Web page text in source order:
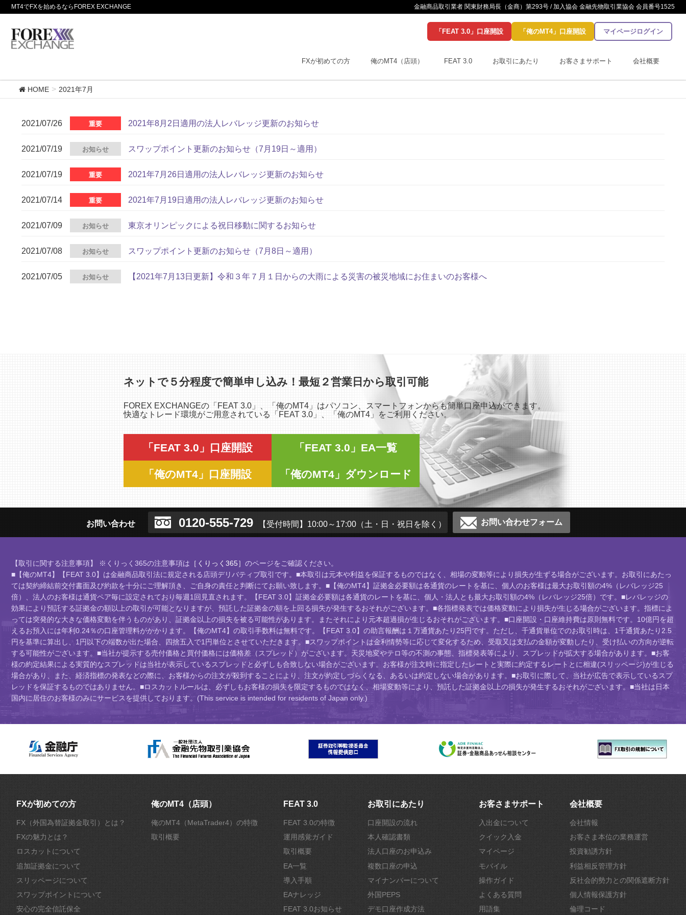
MT4でFXを始めるならFOREX EXCHANGE 金融商品取引業者 関東財務局長（金商）第293号 / 加入協会 金融先物取引業協会 会員番号1525
「FEAT 3.0」口座開設 「俺のMT4」口座開設 マイページログイン
FXが初めての方 俺のMT4（店頭） FEAT 3.0 お取引にあたり お客さまサポート 会社概要
HOME 2021年7月
2021/07/26 重要 2021年8月2日適用の法人レバレッジ更新のお知らせ
2021/07/19 お知らせ スワップポイント更新のお知らせ（7月19日～適用）
2021/07/19 重要 2021年7月26日適用の法人レバレッジ更新のお知らせ
2021/07/14 重要 2021年7月19日適用の法人レバレッジ更新のお知らせ
2021/07/09 お知らせ 東京オリンピックによる祝日移動に関するお知らせ
2021/07/08 お知らせ スワップポイント更新のお知らせ（7月8日～適用）
2021/07/05 お知らせ 【2021年7月13日更新】令和３年７月１日からの大雨による災害の被災地域にお住まいのお客様へ
ネットで５分程度で簡単申し込み！最短２営業日から取引可能
FOREX EXCHANGEの「FEAT 3.0」、「俺のMT4」はパソコン、スマートフォンからも簡単口座申込ができます。
快適なトレード環境がご用意されている「FEAT 3.0」、「俺のMT4」をご利用ください。
「FEAT 3.0」口座開設 「FEAT 3.0」EA一覧
「俺のMT4」口座開設 「俺のMT4」ダウンロード
お問い合わせ 0120-555-729 【受付時間】10:00～17:00 （土・日・祝日を除く） お問い合わせフォーム
【取引に関する注意事項】 ※くりっく365の注意事項は ［くりっく365］ のページをご確認ください。
■【俺のMT4】【FEAT 3.0】は金融商品取引法に規定される店頭デリバティブ取引です。■本取引は元本や利益を保証するものではなく、相場の変動等により損失が生ずる場合がございます。お取引にあたっ
ては契約締結前交付書面及び約款を十分にご理解頂き、ご自身の責任と判断にてお願い致します。■【俺のMT4】証拠金必要額は各通貨のレートを基に、個人のお客様は最大お取引額の4%（レバレッジ25
倍）、法人のお客様は通貨ペア毎に設定されており毎週1回見直されます。【FEAT 3.0】証拠金必要額は各通貨のレートを基に、個人・法人とも最大お取引額の4%（レバレッジ25倍）です。■レバレッジの
効果により預託する証拠金の額以上の取引が可能となりますが、預託した証拠金の額を上回る損失が発生するおそれがございます。■各指標発表では価格変動により損失が生じる場合がございます。指標によ
っては突発的な大きな価格変動を伴うものがあり、証拠金以上の損失を被る可能性があります。またそれにより元本超過損が生じるおそれがございます。■口座開設・口座維持費は原則無料です。10億円を超
えるお預入には年利0.24％の口座管理料がかかります。【俺のMT4】の取引手数料は無料です。【FEAT 3.0】の助言報酬は１万通貨あたり25円です。ただし、千通貨単位でのお取引時は、1千通貨あたり2.5
円を基準に算出し、1円以下の端数が出た場合、四捨五入で1円単位とさせていただきます。■スワップポイントは金利情勢等に応じて変化するため、受取又は支払の金額が変動したり、受け払いの方向が逆転
する可能性がございます。■当社が提示する売付価格と買付価格には価格差（スプレッド）がございます。天災地変やテロ等の不測の事態、指標発表等により、スプレッドが拡大する場合があります。■お客
様の約定結果による実質的なスプレッドは当社が表示しているスプレッドと必ずしも合致しない場合がございます。お客様が注文時に指定したレートと実際に約定するレートとに相違(スリッページ)が生じる
場合があり、また、経済指標の発表などの際に、お客様からの注文が殺到することにより、注文が約定しづらくなる、あるいは約定しない場合があります。■お取引に際して、当社が広告で表示しているスプ
レッドを保証するものではありません。■ロスカットルールは、必ずしもお客様の損失を限定するものではなく、相場変動等により、預託した証拠金以上の損失が発生するおそれがございます。■当社は日本
国内に居住のお客様のみにサービスを提供しております。(This service is intended for residents of Japan only.)
FXが初めての方
FX（外国為替証拠金取引）とは？
FXの魅力とは？
ロスカットについて
追加証拠金について
スリッページについて
スワップポイントについて
安心の完全信託保全
俺のMT4（店頭）
俺のMT4（MetaTrader4）の特徴
取引概要
FEAT 3.0
FEAT 3.0の特徴
運用感覚ガイド
取引概要
EA一覧
導入手順
EAナレッジ
FEAT 3.0お知らせ
お取引にあたり
口座開設の流れ
本人確認書類
法人口座のお申込み
複数口座の申込
マイナンバーについて
外国PEPS
デモ口座作成方法
お客さまサポート
入出金について
クイック入金
マイページ
モバイル
操作ガイド
よくある質問
用語集
会社概要
会社情報
お客さま本位の業務運営
投資勧誘方針
利益相反管理方針
反社会的勢力との関係遮断方針
個人情報保護方針
倫理コード